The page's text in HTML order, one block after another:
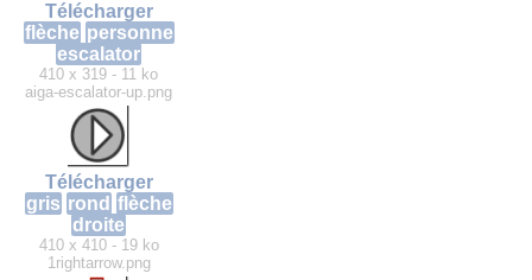
Télécharger
flèche personne
escalator
410 x 319 - 11 ko
aiga-escalator-up.png
Télécharger
gris rond flèche
droite
410 x 410 - 19 ko
1rightarrow.png